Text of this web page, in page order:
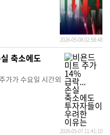
2026-05-08 02:58:48
축소에도
가가 수요일 시간외
2026-05-07 11:41:10